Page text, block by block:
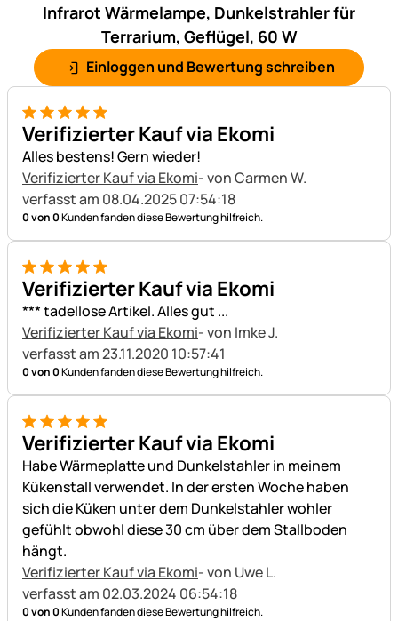
Infrarot Wärmelampe, Dunkelstrahler für
Terrarium, Geflügel, 60 W
Einloggen und Bewertung schreiben
5 von 5
Verifizierter Kauf via Ekomi
Alles bestens! Gern wieder!
Verifizierter Kauf via Ekomi- von Carmen W.
verfasst am 08.04.2025 07:54:18
0 von 0Kunden fanden diese Bewertung hilfreich.
5 von 5
Verifizierter Kauf via Ekomi
*** tadellose Artikel. Alles gut ...
Verifizierter Kauf via Ekomi- von Imke J.
verfasst am 23.11.2020 10:57:41
0 von 0Kunden fanden diese Bewertung hilfreich.
5 von 5
Verifizierter Kauf via Ekomi
Habe Wärmeplatte und Dunkelstahler in meinem
Kükenstall verwendet. In der ersten Woche haben
sich die Küken unter dem Dunkelstahler wohler
gefühlt obwohl diese 30 cm über dem Stallboden
hängt.
Verifizierter Kauf via Ekomi- von Uwe L.
verfasst am 02.03.2024 06:54:18
0 von 0Kunden fanden diese Bewertung hilfreich.